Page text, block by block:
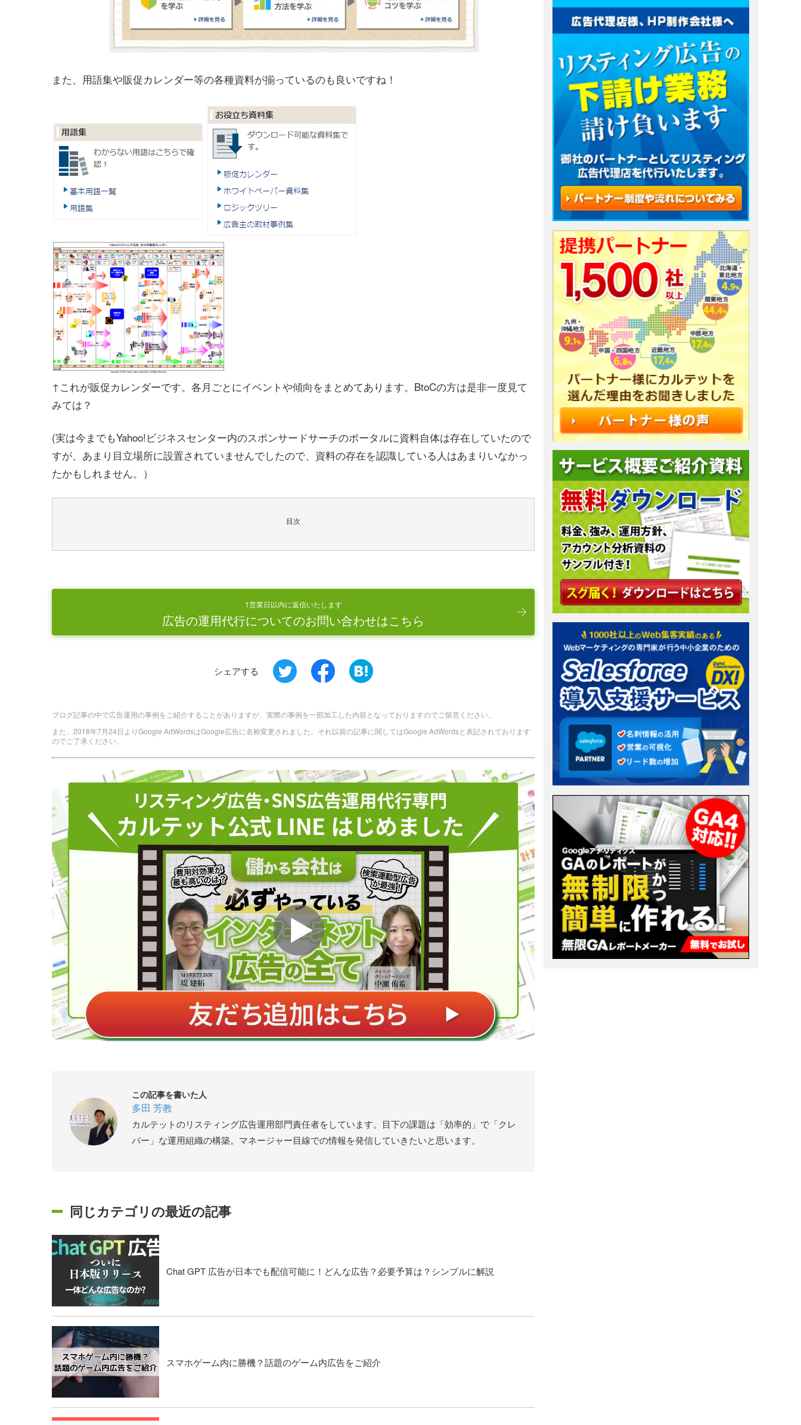
また、用語集や販促カレンダー等の各種資料が揃っているのも良いですね！
↑これが販促カレンダーです。各月ごとにイベントや傾向をまとめてあります。BtoCの方は是非一度見て
みては？
(実は今までもYahoo!ビジネスセンター内のスポンサードサーチのポータルに資料自体は存在していたので
すが、あまり目立場所に設置されていませんでしたので、資料の存在を認識している人はあまりいなかっ
たかもしれません。）
目次
1営業日以内に返信いたします
広告の運用代行についてのお問い合わせはこちら
シェアする
ブログ記事の中で広告運用の事例をご紹介することがありますが、実際の事例を一部加工した内容となっておりますのでご留意ください。
また、2018年7月24日よりGoogle AdWordsはGoogle広告に名称変更されました。それ以前の記事に関してはGoogle AdWordsと表記されております
のでご了承ください。
この記事を書いた人
多田 芳教
カルテットのリスティング広告運用部門責任者をしています。目下の課題は「効率的」で「クレ
バー」な運用組織の構築。マネージャー目線での情報を発信していきたいと思います。
同じカテゴリの最近の記事
Chat GPT 広告が日本でも配信可能に！どんな広告？必要予算は？シンプルに解説
スマホゲーム内に勝機？話題のゲーム内広告をご紹介